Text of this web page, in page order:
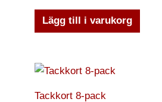
Lägg till i varukorg
Tackkort 8-pack